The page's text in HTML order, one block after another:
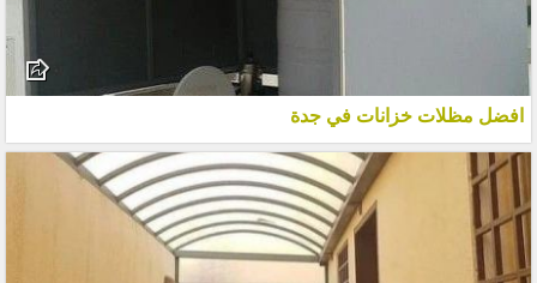
افضل مظلات خزانات في جدة